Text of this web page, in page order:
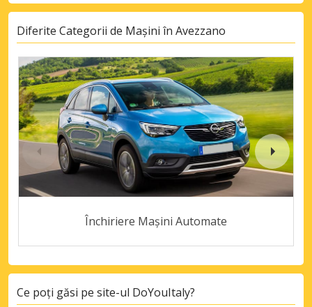
Diferite Categorii de Mașini în Avezzano
Închiriere Mașini Automate
Ce poți găsi pe site-ul DoYouItaly?